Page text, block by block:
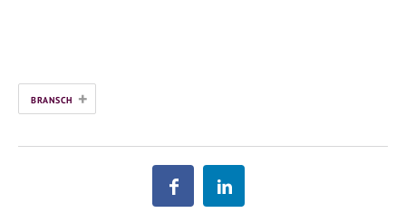
BRANSCH +